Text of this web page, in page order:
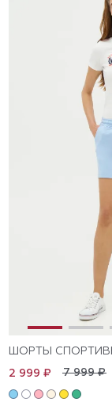
ШОРТЫ
7 999 ₽
2 999 ₽